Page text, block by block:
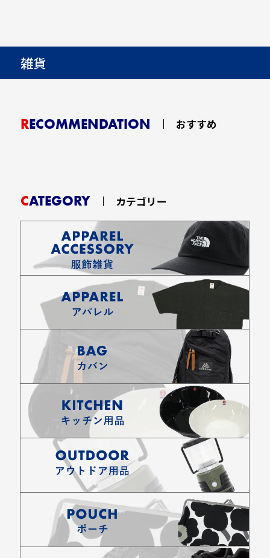
雑貨
RECOMMENDATION おすすめ
CATEGORY カテゴリー